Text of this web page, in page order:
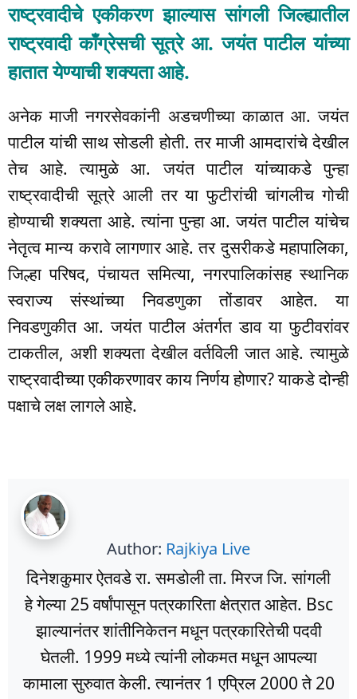
राष्ट्रवादीचे एकीकरण झाल्यास सांगली जिल्ह्यातील
राष्ट्रवादी काँग्रेसची सूत्रे आ. जयंत पाटील यांच्या
हातात येण्याची शक्यता आहे.
अनेक माजी नगरसेवकांनी अडचणीच्या काळात आ. जयंत
पाटील यांची साथ सोडली होती. तर माजी आमदारांचे देखील
तेच आहे. त्यामुळे आ. जयंत पाटील यांच्याकडे पुन्हा
राष्ट्रवादीची सूत्रे आली तर या फुटीरांची चांगलीच गोची
होण्याची शक्यता आहे. त्यांना पुन्हा आ. जयंत पाटील यांचेच
नेतृत्व मान्य करावे लागणार आहे. तर दुसरीकडे महापालिका,
जिल्हा परिषद, पंचायत समित्या, नगरपालिकांसह स्थानिक
स्वराज्य संस्थांच्या निवडणुका तोंडावर आहेत. या
निवडणुकीत आ. जयंत पाटील अंतर्गत डाव या फुटीवरांवर
टाकतील, अशी शक्यता देखील वर्तविली जात आहे. त्यामुळे
राष्ट्रवादीच्या एकीकरणावर काय निर्णय होणार? याकडे दोन्ही
पक्षाचे लक्ष लागले आहे.
Author: Rajkiya Live
दिनेशकुमार ऐतवडे रा. समडोली ता. मिरज जि. सांगली
हे गेल्या 25 वर्षांपासून पत्रकारिता क्षेत्रात आहेत. Bsc
झाल्यानंतर शांतीनिकेतन मधून पत्रकारितेची पदवी
घेतली. 1999 मध्ये त्यांनी लोकमत मधून आपल्या
कामाला सुरुवात केली. त्यानंतर 1 एप्रिल 2000 ते 20